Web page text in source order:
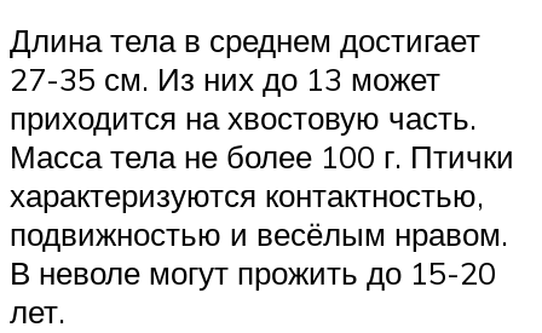
Длина тела в среднем достигает
27-35 см. Из них до 13 может
приходится на хвостовую часть.
Масса тела не более 100 г. Птички
характеризуются контактностью,
подвижностью и весёлым нравом.
В неволе могут прожить до 15-20
лет.